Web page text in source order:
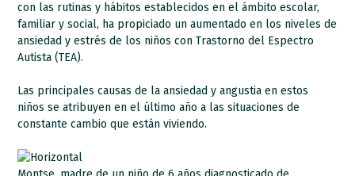
con las rutinas y hábitos establecidos en el ámbito escolar,
familiar y social, ha propiciado un aumentado en los niveles de
ansiedad y estrés de los niños con Trastorno del Espectro
Autista (TEA).
Las principales causas de la ansiedad y angustia en estos
niños se atribuyen en el último año a las situaciones de
constante cambio que están viviendo.